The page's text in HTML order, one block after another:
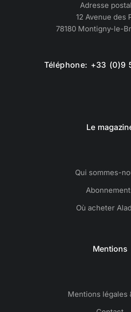
Adresse
12 Avenue des
78180 Montigny-le-
Téléphone: +33 (0)9
Le
Qui sommes-
Où acheter
Mentions
Mentions légales